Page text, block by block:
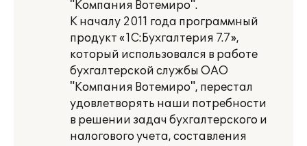
"Компания Вотемиро".
К началу 2011 года программный
продукт «1С:Бухгалтерия 7.7»,
который использовался в работе
бухгалтерской службы ОАО
"Компания Вотемиро", перестал
удовлетворять наши потребности
в решении задач бухгалтерского и
налогового учета, составления